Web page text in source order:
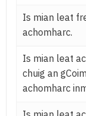
Is mian leat
achomharc.
Is mian leat
chuig an
achomharc